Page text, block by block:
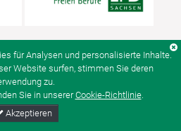
Datenschutz Impressum
für Analysen und personalisierte Inhalte.
Website surfen, stimmen Sie deren
zu.
Sie in unsererCookie-Richtlinie.
Akzeptieren